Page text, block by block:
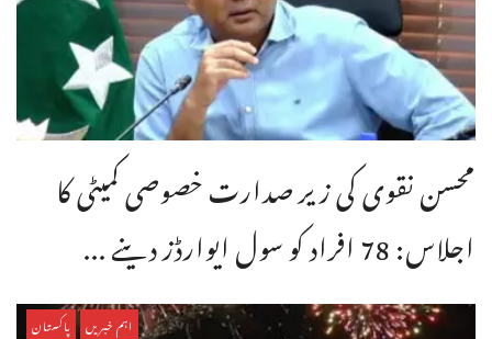
محسن نقوی کی زیر صدارت خصوصی کمیٹی کا
اجلاس: 78 افراد کو سول ایوارڈز دینے ...
اہم خبریں پاکستان